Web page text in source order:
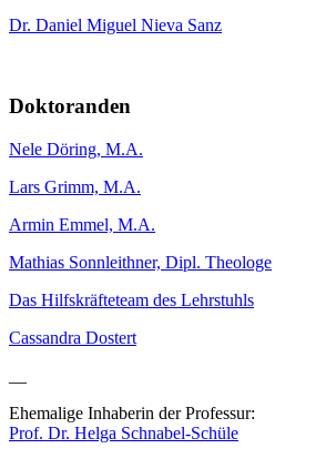
Dr. Daniel Miguel Nieva Sanz
Doktoranden
Nele Döring, M.A.
Lars Grimm, M.A.
Armin Emmel, M.A.
Mathias Sonnleithner, Dipl. Theologe
Das Hilfskräfteteam des Lehrstuhls
Cassandra Dostert
Ehemalige Inhaberin der Professur:
Prof. Dr. Helga Schnabel-Schüle